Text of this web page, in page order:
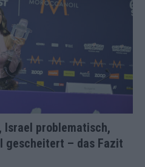
Israel problematisch,
gescheitert – das Fazit